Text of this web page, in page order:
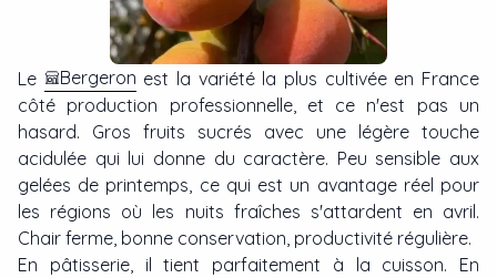
Le Bergeron est la variété la plus cultivée en France
côté production professionnelle, et ce n'est pas un
hasard. Gros fruits sucrés avec une légère touche
acidulée qui lui donne du caractère. Peu sensible aux
gelées de printemps, ce qui est un avantage réel pour
les régions où les nuits fraîches s'attardent en avril.
Chair ferme, bonne conservation, productivité régulière.
En pâtisserie, il tient parfaitement à la cuisson. En